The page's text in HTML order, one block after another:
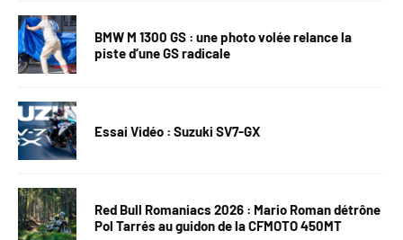
BMW M 1300 GS : une photo volée relance la
piste d’une GS radicale
Essai Vidéo : Suzuki SV7-GX
Red Bull Romaniacs 2026 : Mario Roman détrône
Pol Tarrés au guidon de la CFMOTO 450MT